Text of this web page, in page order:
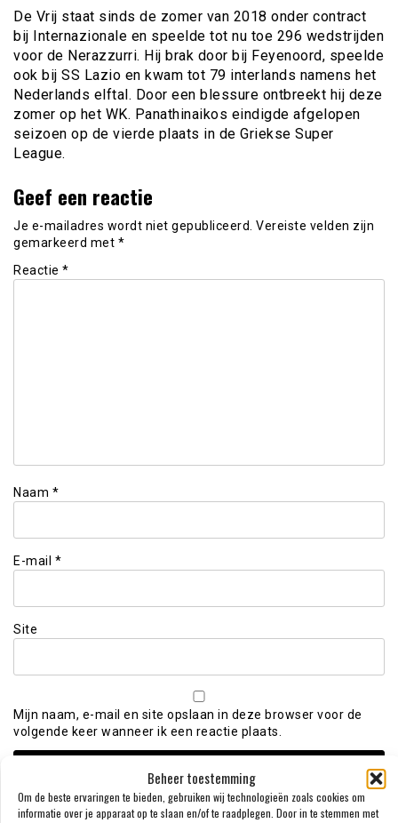
Beheer toestemming
Om de beste ervaringen te bieden, gebruiken wij technologieën zoals cookies om
informatie over je apparaat op te slaan en/of te raadplegen. Door in te stemmen met
De Vrij staat sinds de zomer van 2018 onder contract
bij Internazionale en speelde tot nu toe 296 wedstrijden
voor de Nerazzurri. Hij brak door bij Feyenoord, speelde
ook bij SS Lazio en kwam tot 79 interlands namens het
Nederlands elftal. Door een blessure ontbreekt hij deze
zomer op het WK. Panathinaikos eindigde afgelopen
seizoen op de vierde plaats in de Griekse Super
League.
Geef een reactie
Je e-mailadres wordt niet gepubliceerd. Vereiste velden zijn
gemarkeerd met *
Reactie *
Naam *
E-mail *
Site
Mijn naam, e-mail en site opslaan in deze browser voor de
volgende keer wanneer ik een reactie plaats.